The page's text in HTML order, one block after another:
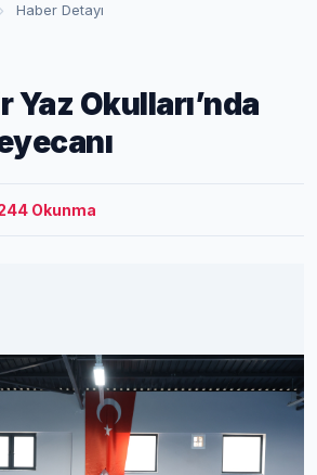
Haber Detayı
Okulları’nda
Okunma